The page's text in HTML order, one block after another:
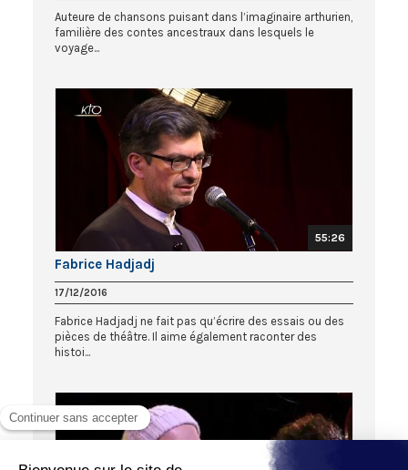
Auteure de chansons puisant dans l’imaginaire arthurien,
familière des contes ancestraux dans lesquels le
voyage...
55:26
Fabrice Hadjadj
17/12/2016
Fabrice Hadjadj ne fait pas qu’écrire des essais ou des
pièces de théâtre. Il aime également raconter des
histoi...